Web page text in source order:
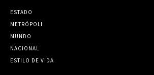
ESTADO
METRÓPOLI
MUNDO
NACIONAL
ESTILO DE VIDA